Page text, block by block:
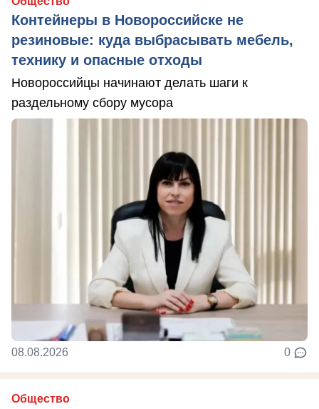
Контейнеры в Новороссийске не
резиновые: куда выбрасывать мебель,
технику и опасные отходы
Новороссийцы начинают делать шаги к
раздельному сбору мусора
08.08.2026 0
Общество